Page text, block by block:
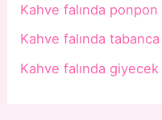
Kahve falında
Kahve falında
Kahve falında